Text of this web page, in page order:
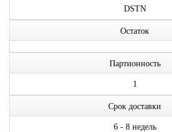
DSTN
Остаток
Партионность
1
Срок доставки
6 - 8 недель